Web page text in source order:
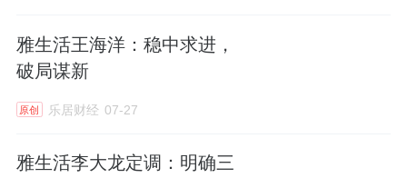
雅生活王海洋：稳中求进，
破局谋新
原创 乐居财经 07-27
雅生活李大龙定调：明确三